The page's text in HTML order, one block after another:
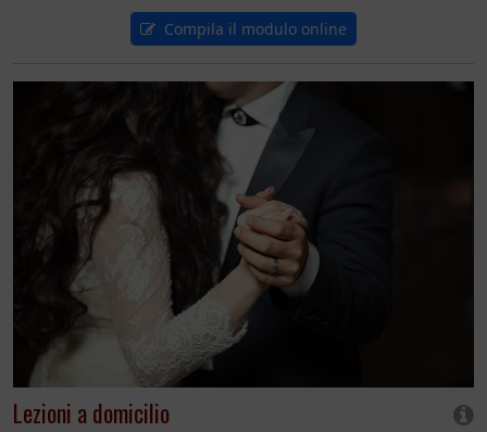
Compila il modulo online
Lezioni a domicilio